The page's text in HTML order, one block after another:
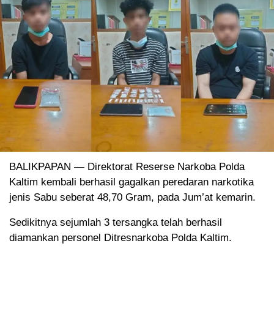
BALIKPAPAN — Direktorat Reserse Narkoba Polda
Kaltim kembali berhasil gagalkan peredaran narkotika
jenis Sabu seberat 48,70 Gram, pada Jum’at kemarin.
Sedikitnya sejumlah 3 tersangka telah berhasil
diamankan personel Ditresnarkoba Polda Kaltim.